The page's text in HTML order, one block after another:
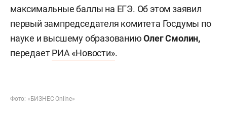
максимальные баллы на ЕГЭ. Об этом заявил
первый зампредседателя комитета Госдумы по
науке и высшему образованиюОлег Смолин,
передаетРИА «Новости».
Фото: «БИЗНЕС Online»